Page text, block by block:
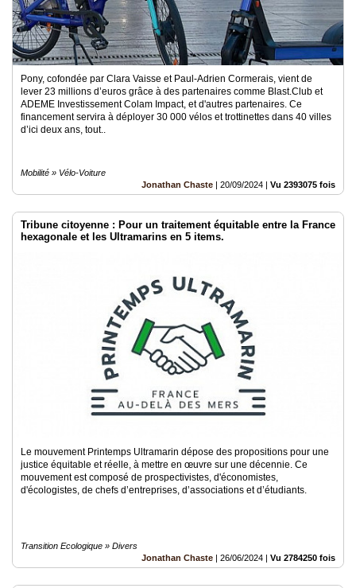
Pony, cofondée par Clara Vaisse et Paul-Adrien Cormerais, vient de
lever 23 millions d’euros grâce à des partenaires comme Blast.Club et
ADEME Investissement Colam Impact, et d'autres partenaires. Ce
financement servira à déployer 30 000 vélos et trottinettes dans 40 villes
d’ici deux ans, tout..
Mobilité » Vélo-Voiture
Jonathan Chaste | 20/09/2024 | Vu 2393075 fois
Tribune citoyenne : Pour un traitement équitable entre la France
hexagonale et les Ultramarins en 5 items.
Le mouvement Printemps Ultramarin dépose des propositions pour une
justice équitable et réelle, à mettre en œuvre sur une décennie. Ce
mouvement est composé de prospectivistes, d'économistes,
d'écologistes, de chefs d’entreprises, d’associations et d’étudiants.
Transition Ecologique » Divers
Jonathan Chaste | 26/06/2024 | Vu 2784250 fois